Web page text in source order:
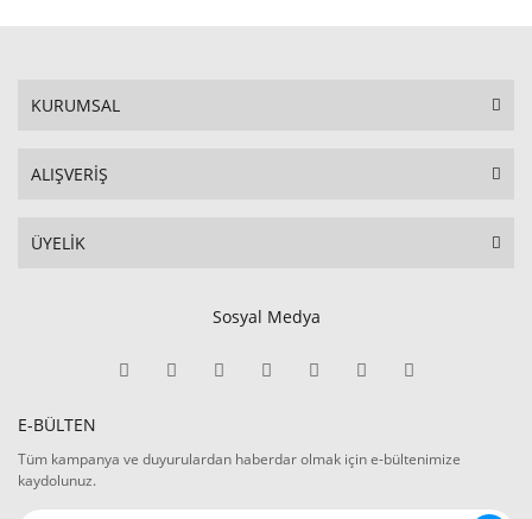
KURUMSAL
ALIŞVERİŞ
ÜYELİK
Sosyal Medya
E-BÜLTEN
Tüm kampanya ve duyurulardan haberdar olmak için e-bültenimize
kaydolunuz.